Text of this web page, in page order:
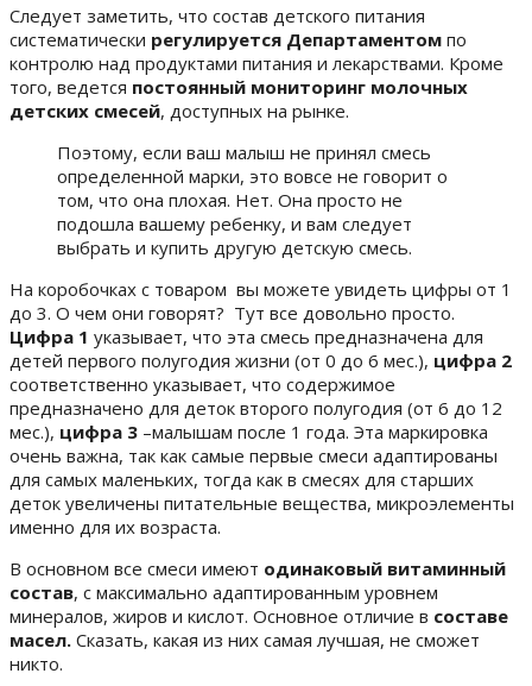
Следует заметить, что состав детского питания
систематически регулируется Департаментом по
контролю над продуктами питания и лекарствами. Кроме
того, ведется постоянный мониторинг молочных
детских смесей, доступных на рынке.
Поэтому, если ваш малыш не принял смесь
определенной марки, это вовсе не говорит о
том, что она плохая. Нет. Она просто не
подошла вашему ребенку, и вам следует
выбрать и купить другую детскую смесь.
На коробочках с товаром вы можете увидеть цифры от 1
до 3. О чем они говорят? Тут все довольно просто.
Цифра 1 указывает, что эта смесь предназначена для
детей первого полугодия жизни (от 0 до 6 мес.), цифра 2
соответственно указывает, что содержимое
предназначено для деток второго полугодия (от 6 до 12
мес.), цифра 3 –малышам после 1 года. Эта маркировка
очень важна, так как самые первые смеси адаптированы
для самых маленьких, тогда как в смесях для старших
деток увеличены питательные вещества, микроэлементы
именно для их возраста.
В основном все смеси имеют одинаковый витаминный
состав, с максимально адаптированным уровнем
минералов, жиров и кислот. Основное отличие в составе
масел. Сказать, какая из них самая лучшая, не сможет
никто.